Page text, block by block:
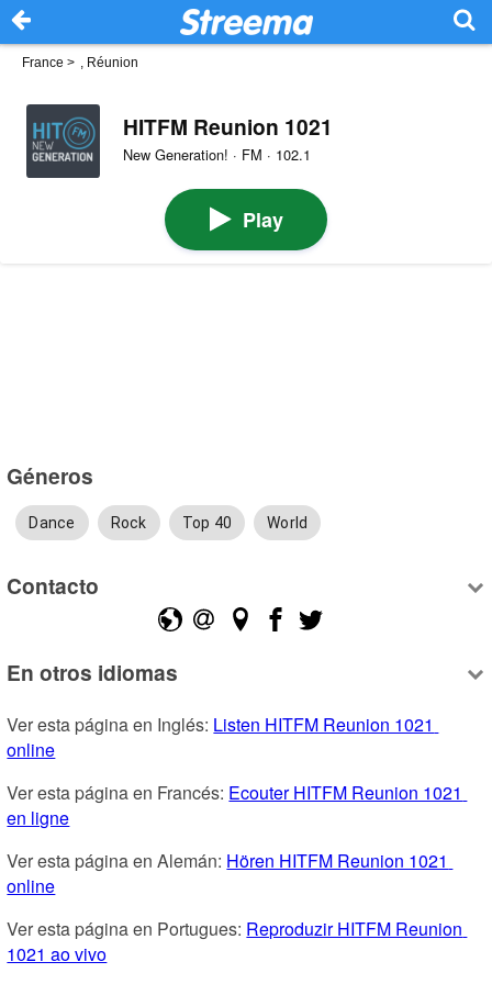
France > , Réunion
HITFM Reunion 1021
New Generation! · FM · 102.1
Play
Géneros
Dance Rock Top 40 World
Contacto
En otros idiomas
Ver esta página en Inglés: Listen HITFM Reunion 1021
online
Ver esta página en Francés: Ecouter HITFM Reunion 1021
en ligne
Ver esta página en Alemán: Hören HITFM Reunion 1021
online
Ver esta página en Portugues: Reproduzir HITFM Reunion
1021 ao vivo